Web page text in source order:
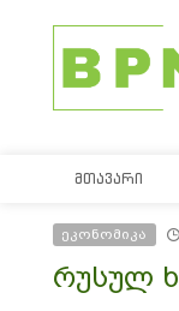
ᲛᲗᲐᲕᲐᲠᲘ
ეკონომიკა
რუსულ